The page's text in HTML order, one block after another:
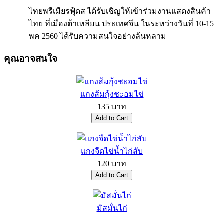
ไทยพรีเมียรฟุ้ดส ได้รับเชิญให้เข้าร่วมงานแสดงสินค้า
ไทย ที่เมืองต้าเหลียน ประเทศจีน ในระหว่างวันที่ 10-15
พค 2560 ได้รับความสนใจอย่างล้นหลาม
คุณอาจสนใจ
แกงส้มกุ้งชะอมไข่
135 บาท
แกงจืดไข่น้ำไก่สับ
120 บาท
มัสมั่นไก่